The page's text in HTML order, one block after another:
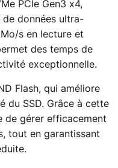
PCIe Gen3 x4,
données ultra-
s en lecture et
des temps de
exceptionnelle.
Flash, qui améliore
du SSD. Grâce à cette
de gérer efficacement
tout en garantissant